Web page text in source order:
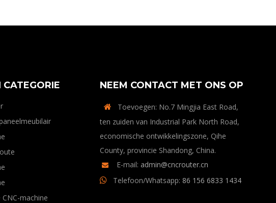
machine
NEEM CONTACT MET ONS OP

Toevoegen: No.7 Mingjia East Road,
ten zuiden van Industrial Park North Road,
economische ontwikkelingszone, Qihe
County, provincie Shandong, China.
 E-mail: admin@cncrouter.cn
 Telefoon/Whatsapp: 86 156 6833 1434